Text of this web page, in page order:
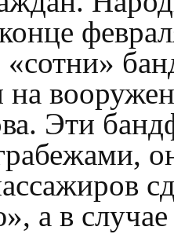
Эти
а в